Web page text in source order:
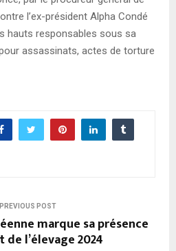
l’ex-président Alpha Condé
hauts responsables sous sa
assassinats, actes de torture
PREVIOUS POST
marque sa présence
l’élevage 2024